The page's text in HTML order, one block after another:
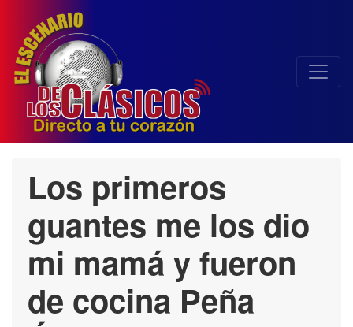
Los primeros
guantes me los dio
mi mamá y fueron
de cocina Peña